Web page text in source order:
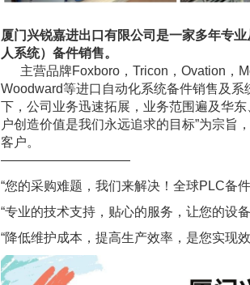
厦门兴锐嘉进出口有限公司是一家多年专
人系统）备件销售。
主营品牌Foxboro，Tricon，Ovation，
Woodward等进口自动化系统备件销售及
下，公司业务迅速拓展，业务范围遍及华
户创造价值是我们永远追求的目标”为宗旨
客户。
——————————
“您的采购难题，我们来解决！全球PLC备
“专业的技术支持，贴心的服务，让您的设
“降低维护成本，提高生产效率，是您实现